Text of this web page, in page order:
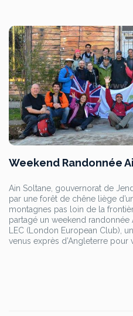
Weekend Randonnée
Ain Soltane, gouvernorat de
par une forêt de chêne liège
montagnes pas loin de la
partagé un weekend randonnée
LEC (London European Club),
venus exprès d’Angleterre pour